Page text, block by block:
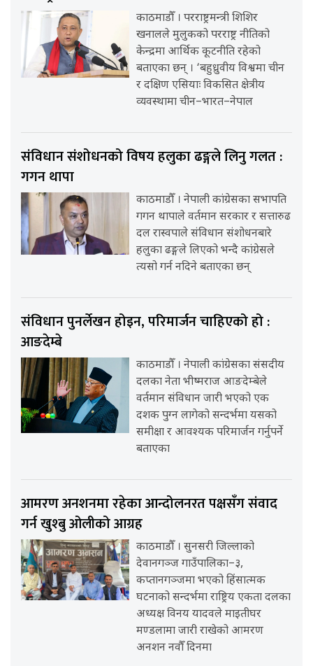
काठमाडौँ । परराष्ट्रमन्त्री शिशिर
खनालले मुलुकको परराष्ट्र नीतिको
केन्द्रमा आर्थिक कूटनीति रहेको
बताएका छन् । ‘बहुध्रुवीय विश्वमा चीन
र दक्षिण एसियाः विकसित क्षेत्रीय
व्यवस्थामा चीन–भारत–नेपाल
संविधान संशोधनको विषय हलुका ढङ्गले लिनु गलत :
गगन थापा
काठमाडौँ । नेपाली कांग्रेसका सभापति
गगन थापाले वर्तमान सरकार र सत्तारुढ
दल रास्वपाले संविधान संशोधनबारे
हलुका ढङ्गले लिएको भन्दै कांग्रेसले
त्यसो गर्न नदिने बताएका छन्
संविधान पुनर्लेखन होइन, परिमार्जन चाहिएको हो :
आङदेम्बे
काठमाडौँ । नेपाली कांग्रेसका संसदीय
दलका नेता भीष्मराज आङदेम्बेले
वर्तमान संविधान जारी भएको एक
दशक पुग्न लागेको सन्दर्भमा यसको
समीक्षा र आवश्यक परिमार्जन गर्नुपर्ने
बताएका
आमरण अनशनमा रहेका आन्दोलनरत पक्षसँग संवाद
गर्न खुश्बु ओलीको आग्रह
काठमाडौँ । सुनसरी जिल्लाको
देवानगञ्ज गाउँपालिका–३,
कप्तानगञ्जमा भएको हिंसात्मक
घटनाको सन्दर्भमा राष्ट्रिय एकता दलका
अध्यक्ष विनय यादवले माइतीघर
मण्डलामा जारी राखेको आमरण
अनशन नवौँ दिनमा